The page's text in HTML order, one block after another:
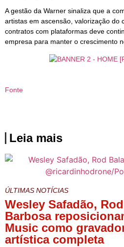
A gestão da Warner sinaliza que a
artistas em ascensão, valorização do
contratos com plataformas deve
empresa para manter o crescimento
Fonte
Leia mais
ÚLTIMAS NOTÍCIAS
Wesley Safadão,
Barbosa
Music como
artística completa